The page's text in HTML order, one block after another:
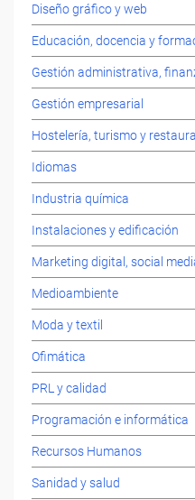
Diseño gráfico y web
Educación, docencia y
Gestión administrativa,
Gestión empresarial
Hostelería, turismo y
Idiomas
Industria química
Instalaciones y edificación
Marketing digital, social
Medioambiente
Moda y textil
Ofimática
PRL y calidad
Programación e informática
Recursos Humanos
Sanidad y salud